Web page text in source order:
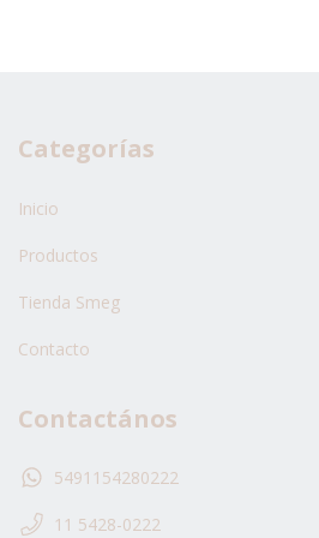
Categorías
Inicio
Productos
Tienda Smeg
Contacto
Contactános
5491154280222
11 5428-0222